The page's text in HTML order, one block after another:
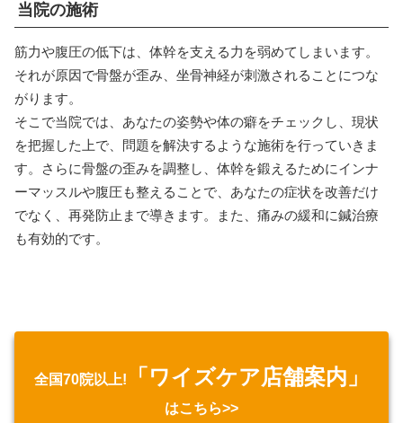
当院の施術
筋力や腹圧の低下は、体幹を支える力を弱めてしまいます。
それが原因で骨盤が歪み、坐骨神経が刺激されることにつな
がります。
そこで当院では、あなたの姿勢や体の癖をチェックし、現状
を把握した上で、問題を解決するような施術を行っていきま
す。さらに骨盤の歪みを調整し、体幹を鍛えるためにインナ
ーマッスルや腹圧も整えることで、あなたの症状を改善だけ
でなく、再発防止まで導きます。また、痛みの緩和に鍼治療
も有効的です。
全国70院以上! 「ワイズケア店舗案内」
はこちら>>